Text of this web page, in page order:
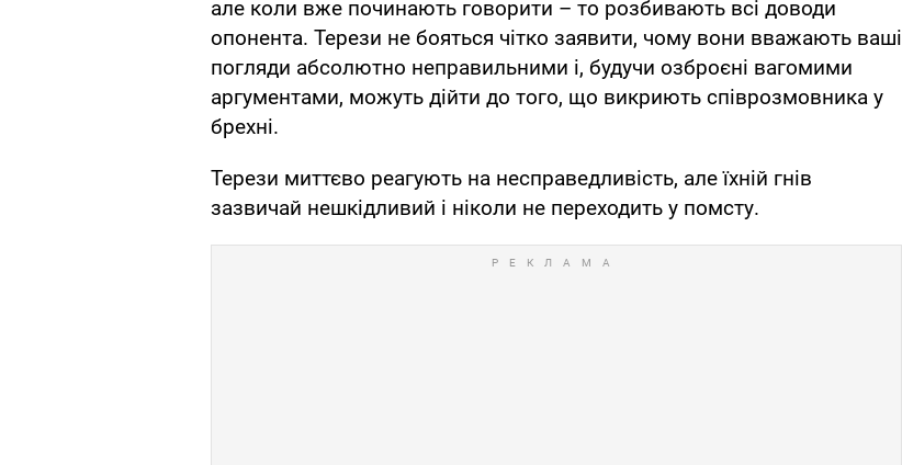
але коли вже починають говорити – то розбивають всі доводи
опонента. Терези не бояться чітко заявити, чому вони вважають ваші
погляди абсолютно неправильними і, будучи озброєні вагомими
аргументами, можуть дійти до того, що викриють співрозмовника у
брехні.
Терези миттєво реагують на несправедливість, але їхній гнів
зазвичай нешкідливий і ніколи не переходить у помсту.